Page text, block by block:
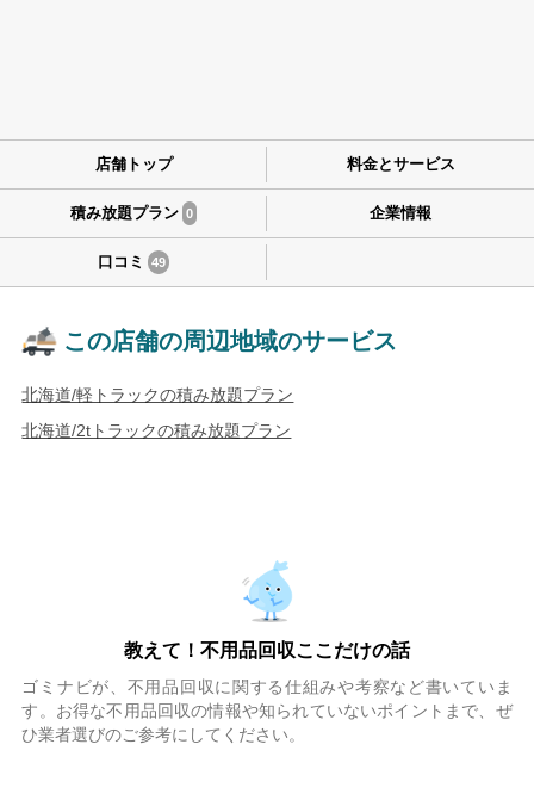
店舗トップ 料金とサービス
積み放題プラン 0 企業情報
口コミ 49
この店舗の周辺地域のサービス
北海道/軽トラックの積み放題プラン
北海道/2tトラックの積み放題プラン
教えて！不用品回収ここだけの話
ゴミナビが、不用品回収に関する仕組みや考察など書いていま
す。お得な不用品回収の情報や知られていないポイントまで、ぜ
ひ業者選びのご参考にしてください。